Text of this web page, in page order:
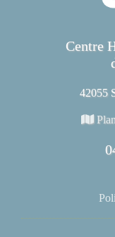
Centre
42055